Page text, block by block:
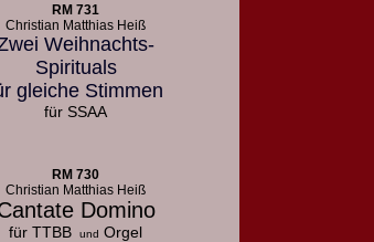
RM 731
Christian Matthias Heiß
Weihnachts-
Spirituals
gleiche Stimmen
für SSAA
RM 730
Christian Matthias Heiß
Domino
für TTBB und Orgel